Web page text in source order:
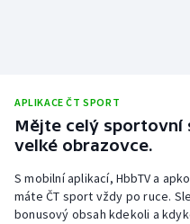
APLIKACE ČT SPORT
Mějte celý sportovní
velké obrazovce.
S mobilní aplikací, HbbTV a
máte ČT sport vždy po ruce.
bonusový obsah kdekoli a